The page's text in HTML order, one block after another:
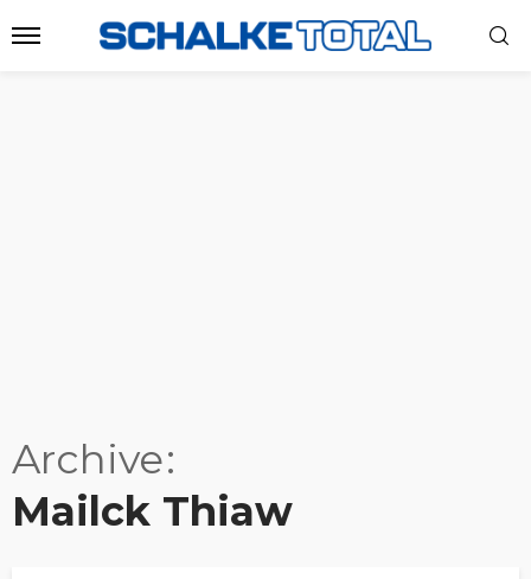
Archive
Mailck Thiaw